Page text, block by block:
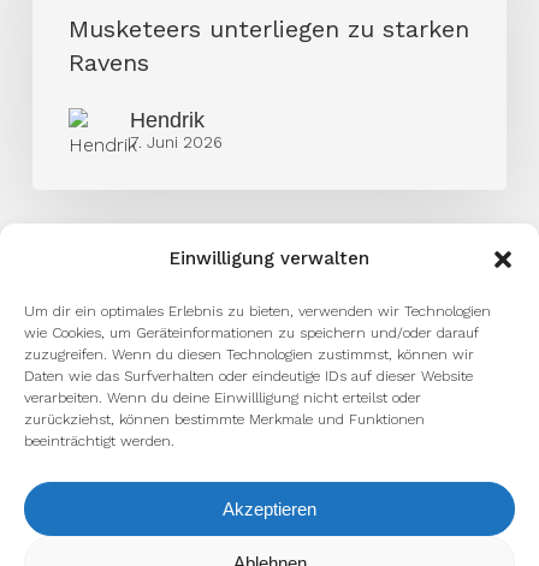
Einwilligung verwalten
Um dir ein optimales Erlebnis zu bieten, verwenden wir Technologien
wie Cookies, um Geräteinformationen zu speichern und/oder darauf
zuzugreifen. Wenn du diesen Technologien zustimmst, können wir
Daten wie das Surfverhalten oder eindeutige IDs auf dieser Website
verarbeiten. Wenn du deine Einwillligung nicht erteilst oder
zurückziehst, können bestimmte Merkmale und Funktionen
beeinträchtigt werden.
Akzeptieren
Ravens
Musketeers unterliegen zu starken
Ravens
Hendrik
7. Juni 2026
facebook youtube instagram spotify twitch